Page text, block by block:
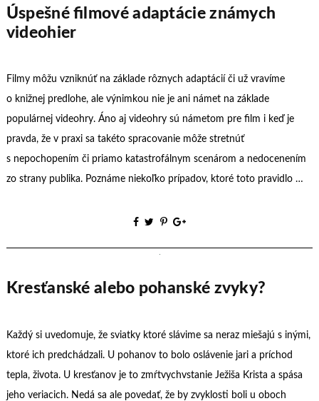
Úspešné filmové adaptácie známych
videohier
Filmy môžu vzniknúť na základe rôznych adaptácií či už vravíme
o knižnej predlohe, ale výnimkou nie je ani námet na základe
populárnej videohry. Áno aj videohry sú námetom pre film i keď je
pravda, že v praxi sa takéto spracovanie môže stretnúť
s nepochopením či priamo katastrofálnym scenárom a nedocenením
zo strany publika. Poznáme niekoľko prípadov, ktoré toto pravidlo …
Kresťanské alebo pohanské zvyky?
Každý si uvedomuje, že sviatky ktoré slávime sa neraz miešajú s inými,
ktoré ich predchádzali. U pohanov to bolo oslávenie jari a príchod
tepla, života. U kresťanov je to zmŕtvychvstanie Ježiša Krista a spása
jeho veriacich. Nedá sa ale povedať, že by zvyklosti boli u oboch